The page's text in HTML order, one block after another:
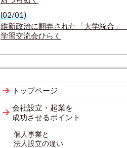
(02/01)
維新政治に翻弄された「大学統合」
学習交流会ひらく
トップページ
会社設立・起業を
成功させるポイント
個人事業と
法人設立の違い